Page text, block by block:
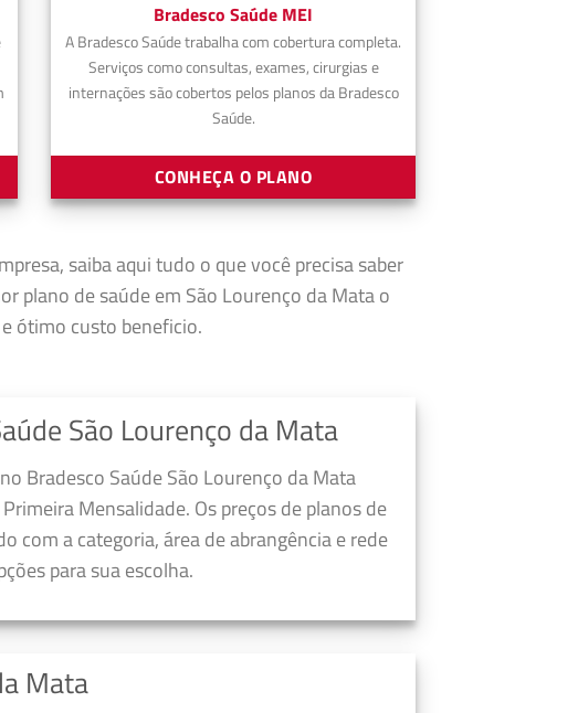
Bradesco Saúde MEI
A Bradesco Saúde trabalha com cobertura completa.
Serviços como consultas, exames, cirurgias e
internações são cobertos pelos planos da Bradesco
Saúde.
CONHEÇA O PLANO
saiba aqui tudo o que você precisa saber
plano de saúde em São Lourenço da Mata o
ótimo custo beneficio.
São Lourenço da Mata
Bradesco Saúde São Lourenço da Mata
Mensalidade. Os preços de planos de
com a categoria, área de abrangência e rede
para sua escolha.
Mata